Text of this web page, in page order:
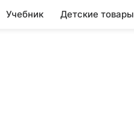
Учебник Детские товары